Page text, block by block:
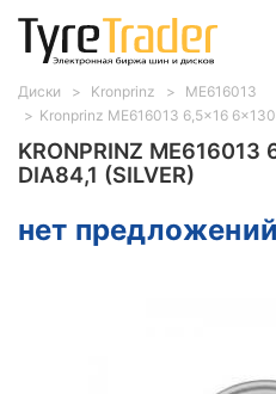
KRONPRINZ
DIA84,1 (SILVER)
нет предложений
Диски Kronprinz
ME616013
Kronprinz ME616013 6,5x16